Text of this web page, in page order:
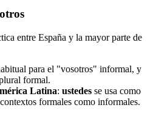
entre España y la mayor parte de
para el "vosotros" informal, y
formal.
Latina: ustedes se usa como
formales como informales.